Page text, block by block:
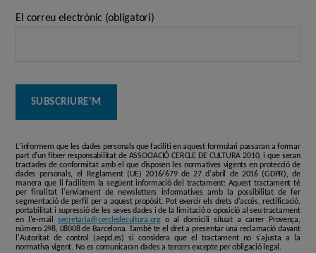
El correu electrònic (obligatori)
L'informem que les dades personals que faciliti en aquest formulari passaran a formar
part d'un fitxer responsabilitat de ASSOCIACIÓ CERCLE DE CULTURA 2010, i que seran
tractades de conformitat amb el que disposen les normatives vigents en protecció de
dades personals, el Reglament (UE) 2016/679 de 27 d'abril de 2016 (GDPR), de
manera que li facilitem la següent informació del tractament: Aquest tractament té
per finalitat l'enviament de newsletters informatives amb la possibilitat de fer
segmentació de perfil per a aquest propòsit. Pot exercir els drets d'accés, rectificació,
portabilitat i supressió de les seves dades i de la limitació o oposició al seu tractament
en l'e-mail secretaria@cercledecultura.orgo al domicili situat a carrer Provença,
número 298, 08008 de Barcelona. També te el dret a presentar una reclamació davant
l'Autoritat de control (aepd.es) si considera que el tractament no s'ajusta a la
normativa vigent. No es comunicaran dades a tercers excepte per obligació legal.